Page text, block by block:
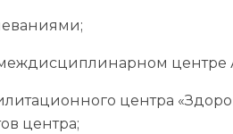
центре
центра
центра;